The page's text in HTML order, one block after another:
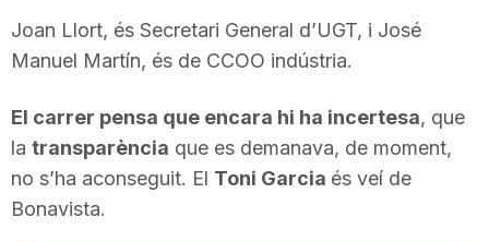
Joan Llort, és Secretari General d’UGT, i José
Manuel Martín, és de CCOO indústria.
El carrer pensa que encara hi ha incertesa, que
la transparència que es demanava, de moment,
no s’ha aconseguit. El Toni Garcia és veí de
Bonavista.